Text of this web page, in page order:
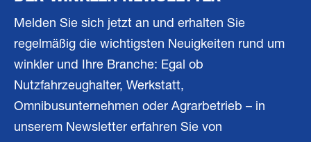
Melden Sie sich jetzt an und erhalten Sie
regelmäßig die wichtigsten Neuigkeiten rund um
winkler und Ihre Branche: Egal ob
Nutzfahrzeughalter, Werkstatt,
Omnibusunternehmen oder Agrarbetrieb – in
unserem Newsletter erfahren Sie von